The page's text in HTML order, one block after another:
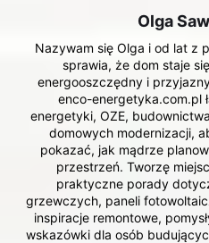
Olga
Nazywam się Olga i od lat z
sprawia, że dom staje
energooszczędny i
enco-energetyka.com.pl
energetyki, OZE,
domowych modernizacji,
pokazać, jak mądrze
przestrzeń. Tworzę
praktyczne porady
grzewczych, paneli
inspiracje remontowe,
wskazówki dla osób